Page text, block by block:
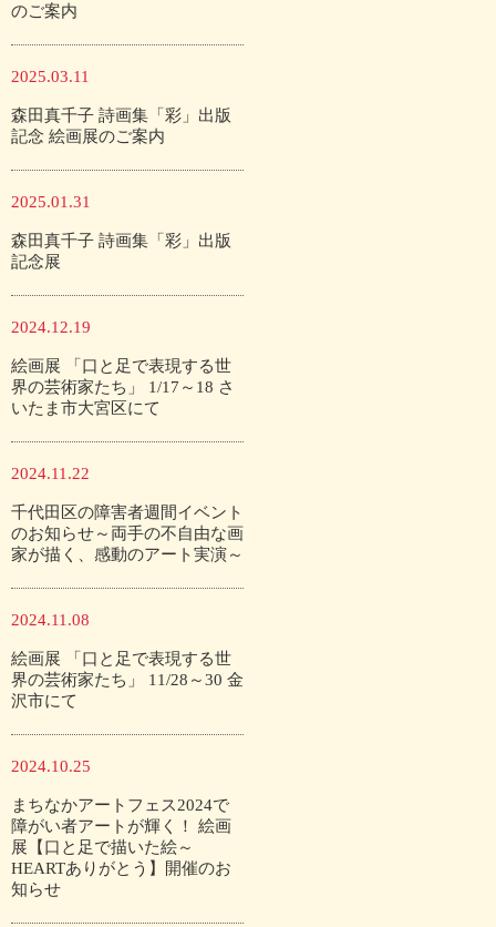
のご案内
2025.03.11
森田真千子 詩画集「彩」出版
記念 絵画展のご案内
2025.01.31
森田真千子 詩画集「彩」出版
記念展
2024.12.19
絵画展 「口と足で表現する世
界の芸術家たち」 1/17～18 さ
いたま市大宮区にて
2024.11.22
千代田区の障害者週間イベント
のお知らせ～両手の不自由な画
家が描く、感動のアート実演～
2024.11.08
絵画展 「口と足で表現する世
界の芸術家たち」 11/28～30 金
沢市にて
2024.10.25
まちなかアートフェス2024で
障がい者アートが輝く！ 絵画
展【口と足で描いた絵～
HEARTありがとう】開催のお
知らせ